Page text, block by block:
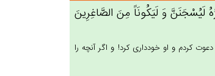
لَيُسْجَنَن‌َّ وَ لَيَكُونَاً مِن‌َ الصَّاغِرِين‌َ
كردم و او خوددارى كرد! و اگر آنچه را